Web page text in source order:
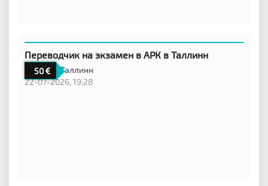
50
Переводчик на экзамен в АРК в Таллинн
Эстония,Таллинн
22-07-2026, 19:28